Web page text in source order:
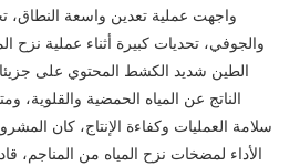
واجهت عملية تعدين واسعة النطاق،
والجوفي، تحديات كبيرة أثناء عملية نزح
الطين شديد الكشط المحتوي على
الناتج عن المياه الحمضية والقلوية،
سلامة العمليات وكفاءة الإنتاج، كان
الأداء لمضخات نزح المياه من المناجم،